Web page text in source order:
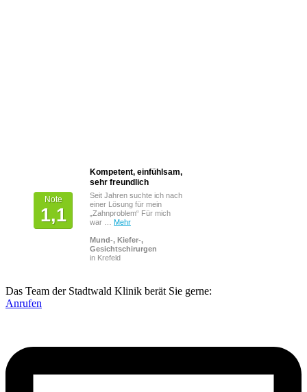
Kompetent, einfühlsam,
sehr freundlich
Seit Jahren suchte ich nach
einer Lösung für mein
„Zahnproblem“ Für mich
war … Mehr
Mund-, Kiefer-,
Gesichtschirurgen
in Krefeld
Note
1,1
Das Team der Stadtwald Klinik berät Sie gerne:
Anrufen